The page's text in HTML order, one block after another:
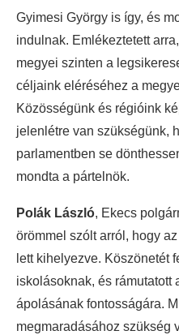
Gyimesi György is így, és
indulnak. Emlékeztetett
megyei szinten a
céljaink eléréséhez a
Közösségünk és régióink
jelenlétre van szükségünk,
parlamentben se
mondta a pártelnök.
Polák László, Ekecs
örömmel szólt arról, hogy
lett kihelyezve. Köszönetét
iskolásoknak, és rámutatott
ápolásának fontosságára.
megmaradásához szükség